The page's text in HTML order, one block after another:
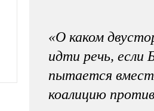
«О каком
идти речь, если
пытается
коалицию